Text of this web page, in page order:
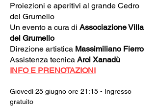
Proiezioni e aperitivi al grande Cedro
del Grumello
Un evento a cura di Associazione Villa
del Grumello
Direzione artistica Massimiliano Fierro
Assistenza tecnica Arci Xanadù
INFO E PRENOTAZIONI
Giovedì 25 giugno ore 21:15 - Ingresso
gratuito